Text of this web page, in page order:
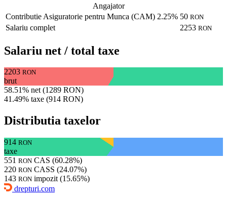
Angajator
Contributie Asiguratorie pentru Munca (CAM) 2.25% 50 RON
Salariu complet 2253 RON
Salariu net / total taxe
2203 RON
brut
58.51% net (1289 RON)
41.49% taxe (914 RON)
Distributia taxelor
914 RON
taxe
551 RON CAS (60.28%)
220 RON CASS (24.07%)
143 RON impozit (15.65%)
drepturi.com